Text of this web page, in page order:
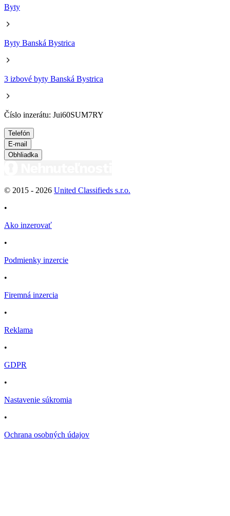
Byty
Byty Banská Bystrica
3 izbové byty Banská Bystrica
Číslo inzerátu: Jui60SUM7RY
Telefón
E-mail
Obhliadka
© 2015 - 2026 United Classifieds s.r.o.
•
Ako inzerovať
•
Podmienky inzercie
•
Firemná inzercia
•
Reklama
•
GDPR
•
Nastavenie súkromia
•
Ochrana osobných údajov